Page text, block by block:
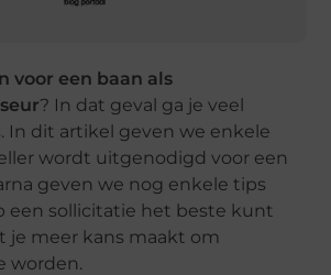
voor een baan als
? In dat geval ga je veel
In dit artikel geven we enkele
wordt uitgenodigd voor een
geven we nog enkele tips
een sollicitatie het beste kunt
je meer kans maakt om
worden.